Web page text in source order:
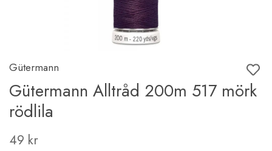
Gütermann
Gütermann Alltråd 200m 517 mörk
rödlila
49 kr